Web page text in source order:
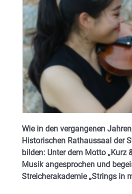
Wie in den vergangenen
Historischen Rathaussaal der
bilden: Unter dem Motto „Kurz
Musik angesprochen und
Streicherakademie „Strings in